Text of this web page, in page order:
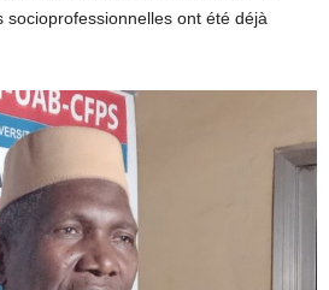
socioprofessionnelles ont été déjà